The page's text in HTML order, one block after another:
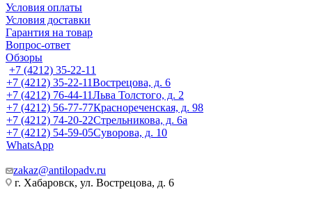
Условия оплаты
Условия доставки
Гарантия на товар
Вопрос-ответ
Обзоры
+7 (4212) 35-22-11
+7 (4212) 35-22-11Вострецова, д. 6
+7 (4212) 76-44-11Льва Толстого, д. 2
+7 (4212) 56-77-77Краснореченская, д. 98
+7 (4212) 74-20-22Стрельникова, д. 6а
+7 (4212) 54-59-05Суворова, д. 10
WhatsApp
zakaz@antilopadv.ru
г. Хабаровск, ул. Вострецова, д. 6